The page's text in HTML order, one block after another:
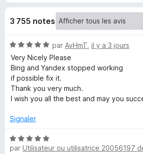
i
r
f
x
o
u
r
T
W
P
u
5
3 755 notes
N
o
t
é
5
s
r
par AvHmT il y a 3 jours
Very Nicely Please
Bing and Yandex stopped working
if possible fix it.
Thank you very much.
I wish you all the best and may you
Signaler
N
o
par Utilisateur ou utilisatrice 20056197